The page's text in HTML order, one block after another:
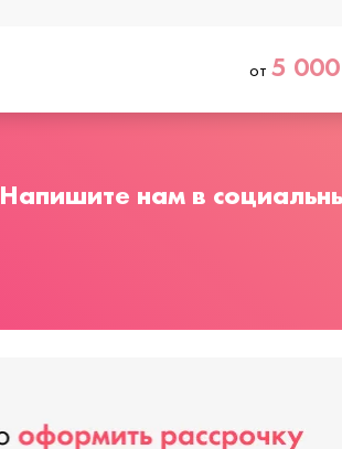
от 5
Напишите нам в